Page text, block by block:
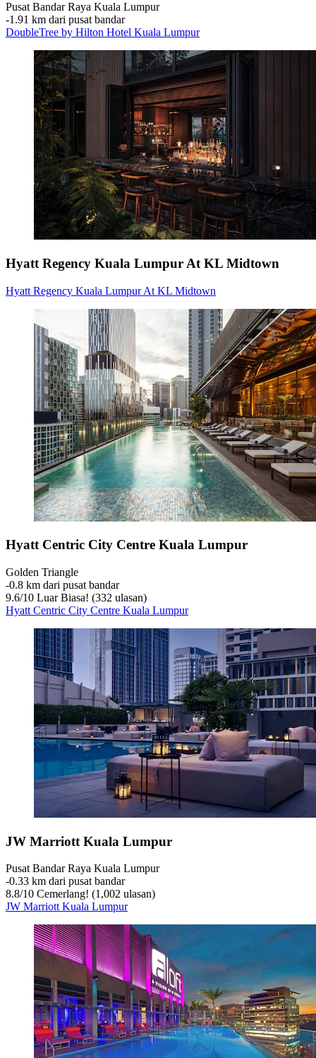
Pusat Bandar Raya Kuala Lumpur
‐1.91 km dari pusat bandar
DoubleTree by Hilton Hotel Kuala Lumpur
Hyatt Regency Kuala Lumpur At KL Midtown
Hyatt Regency Kuala Lumpur At KL Midtown
Hyatt Centric City Centre Kuala Lumpur
Golden Triangle
‐0.8 km dari pusat bandar
9.6/10 Luar Biasa! (332 ulasan)
Hyatt Centric City Centre Kuala Lumpur
JW Marriott Kuala Lumpur
Pusat Bandar Raya Kuala Lumpur
‐0.33 km dari pusat bandar
8.8/10 Cemerlang! (1,002 ulasan)
JW Marriott Kuala Lumpur